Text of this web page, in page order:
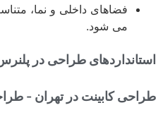
فضاهای داخلی و نما،
می شود.
استانداردهای طراحی در
طراحی کابینت در تهران -